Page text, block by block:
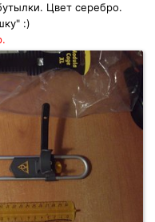
Цвет серебро.
:)